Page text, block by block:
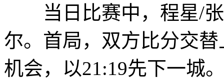
当日比赛中，程星/张
尔。首局，双方比分交
机会，以21:19先下一城